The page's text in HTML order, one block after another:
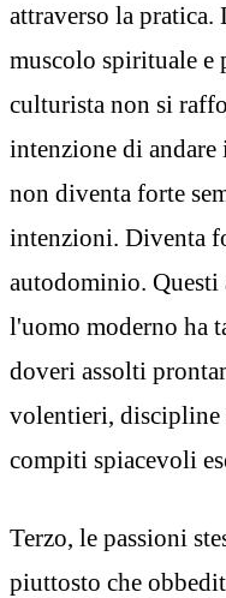
attraverso la pratica.
muscolo spirituale e
culturista non si
intenzione di andare
non diventa forte
intenzioni. Diventa
autodominio.
l'uomo moderno ha
doveri assolti
volentieri, discipline
compiti spiacevoli
Terzo, le passioni
piuttosto che